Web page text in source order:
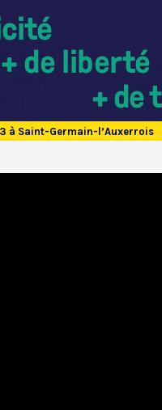
à Saint-Germain-l’Auxerrois